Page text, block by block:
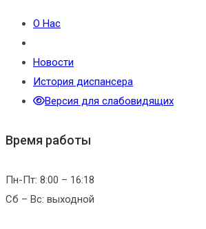
О Нас
Новости
История диспансера
Версия для слабовидящих
Время работы
Пн-Пт: 8:00 – 16:18
Сб – Вс: выходной